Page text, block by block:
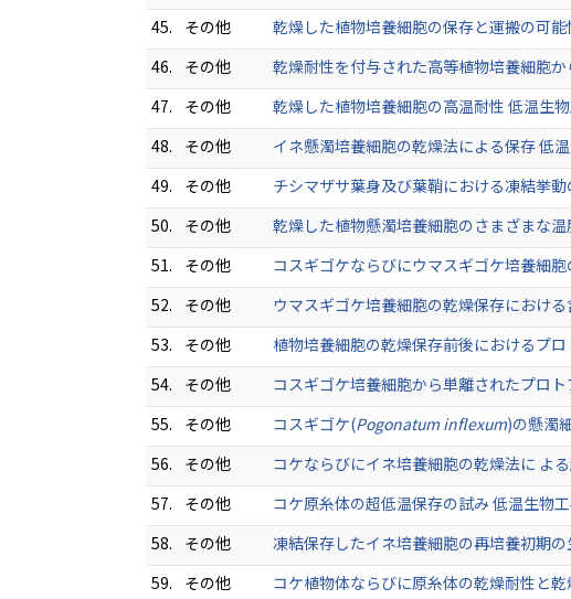
45.
その他
乾燥した植物培養細胞の保存と運搬の可
46.
その他
乾燥耐性を付与された高等植物培養細胞
47.
その他
乾燥した植物培養細胞の高温耐性 低温生
48.
その他
イネ懸濁培養細胞の乾燥法による保存 低
49.
その他
チシマザサ葉身及び葉鞘における凍結挙
50.
その他
乾燥した植物懸濁培養細胞のさまざまな
51.
その他
コスギゴケならびにウマスギゴケ培養細
52.
その他
ウマスギゴケ培養細胞の乾燥保存におけ
53.
その他
植物培養細胞の乾燥保存前後におけるプ
54.
その他
コスギゴケ培養細胞から単離されたプロ
55.
その他 コスギゴケ(Pogonatum inflexum)の懸濁
56.
その他
コケならびにイネ培養細胞の乾燥法に よ
57.
その他
コケ原糸体の超低温保存の試み 低温生物
58.
その他
凍結保存したイネ培養細胞の再培養初期
59.
その他 コケ植物体ならびに原糸体の乾燥耐性と